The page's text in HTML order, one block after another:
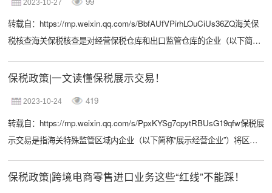
内销的需附外方授权书;7.如有销毁的，附《海关加工贸易货物销毁处置申
报表》、处...
2023-10-27
转载自：https://mp.weixin.qq.com/s/BbfAUfVPirhLOuCiUs36ZQ海关保
税核查海关保税核查是对经营保税仓库和出口监管仓库的企业（以下简称
常会有诸如海关保税核查怎么查、企业要提供什么资料等疑问。本文将对
业保税核查要点01、“两仓”企业保税核查要求◇《中华人民共和国海关
保...
保税政策|一文读懂保税展示交易！
2023-10-24
419
转载自：https://mp.weixin.qq.com/s/PpxKYSg7cpytRBUsG19qfw保税展
示交易是指海关特殊监管区域内企业（以下简称“展示经营企业”）将区内
型）开展保税展示交易参照海关特殊监管区域相关规定执行。一、保税展
保税政策|跨境电商零售进口业务这些“红线”不能踩！